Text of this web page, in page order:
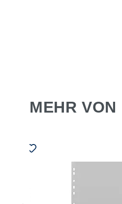
MEHR VON